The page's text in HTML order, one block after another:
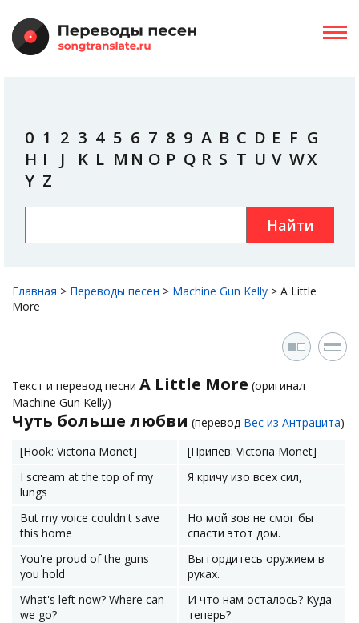
0 1 2 3 4 5 6 7 8 9 A B C D E F G
H I J K L M N O P Q R S T U V WX
Y Z
Найти
Главная > Переводы песен > Machine Gun Kelly > A Little
More
Текст и перевод песни A Little More (оригинал
Machine Gun Kelly)
Чуть больше любви (перевод Вес из Антрацита)
[Hook: Victoria Monet]
[Припев: Victoria Monet]
I scream at the top of my
lungs
Я кричу изо всех сил,
But my voice couldn't save
this home
Но мой зов не смог бы
спасти этот дом.
You're proud of the guns
you hold
Вы гордитесь оружием в
руках.
What's left now? Where can
we go?
И что нам осталось? Куда
теперь?